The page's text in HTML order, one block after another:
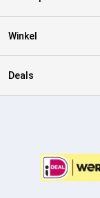
Winkel
Deals